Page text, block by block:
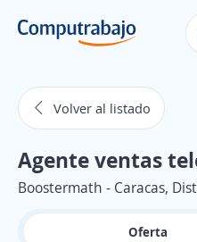
Volver al listado
Agente ventas
Boostermath - Caracas,
Oferta